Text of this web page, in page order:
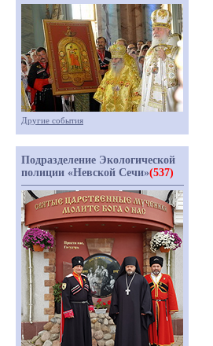
Другие события
Подразделение Экологической
полиции «Невской Сечи»(537)